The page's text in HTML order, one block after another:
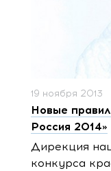
19 ноября 2013
Новые
Россия 2014»
Дирекция
конкурса